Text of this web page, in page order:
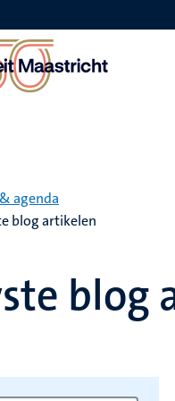
agenda
blog artikelen
blog